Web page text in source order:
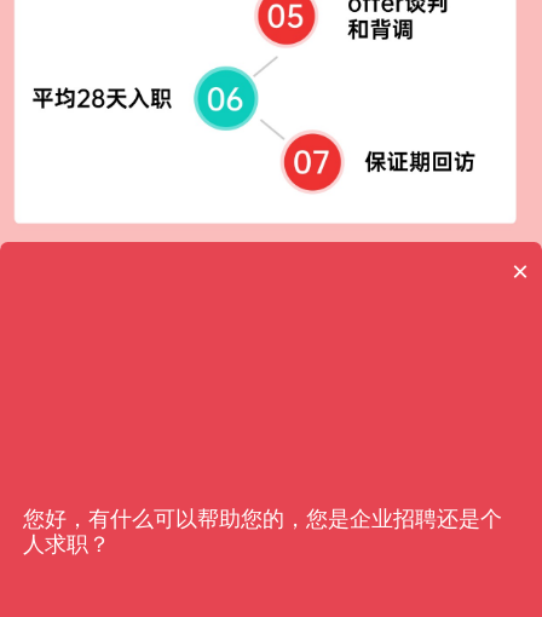
×
您好，有什么可以帮助您的，您是企业招聘还是个
人求职？